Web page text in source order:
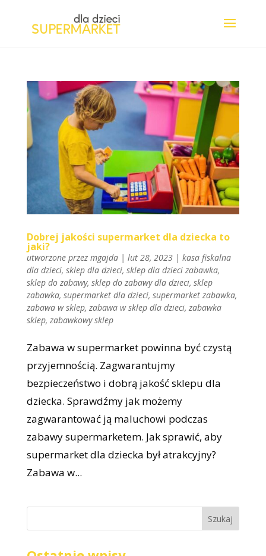
Dobrej jakości supermarket dla dziecka to
jaki?
utworzone przez mgajda| lut 28, 2023| kasa fiskalna
dla dzieci, sklep dla dzieci, sklep dla dzieci zabawka,
sklep do zabawy, sklep do zabawy dla dzieci, sklep
zabawka, supermarket dla dzieci, supermarket zabawka,
zabawa w sklep, zabawa w sklep dla dzieci, zabawka
sklep, zabawkowy sklep
Zabawa w supermarket powinna być czystą
przyjemnością. Zagwarantujmy
bezpieczeństwo i dobrą jakość sklepu dla
dziecka. Sprawdźmy jak możemy
zagwarantować ją maluchowi podczas
zabawy supermarketem. Jak sprawić, aby
supermarket dla dziecka był atrakcyjny?
Zabawa w...